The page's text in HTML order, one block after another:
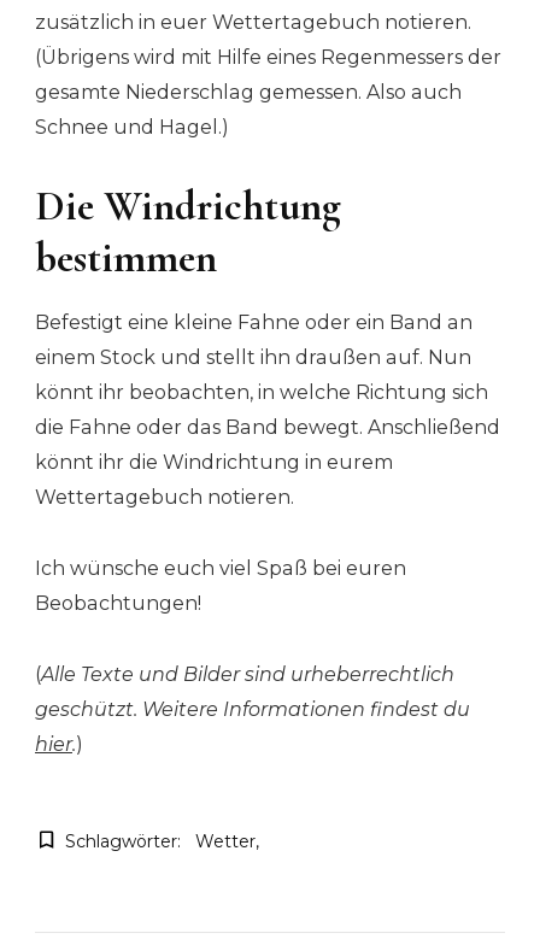
zusätzlich in euer Wettertagebuch notieren.
(Übrigens wird mit Hilfe eines Regenmessers der
gesamte Niederschlag gemessen. Also auch
Schnee und Hagel.)
Die Windrichtung
bestimmen
Befestigt eine kleine Fahne oder ein Band an
einem Stock und stellt ihn draußen auf. Nun
könnt ihr beobachten, in welche Richtung sich
die Fahne oder das Band bewegt. Anschließend
könnt ihr die Windrichtung in eurem
Wettertagebuch notieren.
Ich wünsche euch viel Spaß bei euren
Beobachtungen!
(Alle Texte und Bilder sind urheberrechtlich
geschützt. Weitere Informationen findest du
hier.)
Schlagwörter: Wetter